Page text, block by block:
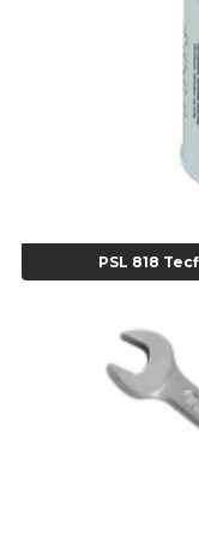
Super Bonder 05grs -
Super Bonder 60
Agulha Escariadora
Agulha Escariadora/
Agulha Inserto Pneu s/
Agulha Inserto Pneu s/
Agulha para Aplicação
Alicate Anéis Interno
Alicate Bico Curvo - Cod
Alicate Bico Reto - Cod
Alicate Bico Reto para
Alicate Bico Reto Tipo
PSL 818